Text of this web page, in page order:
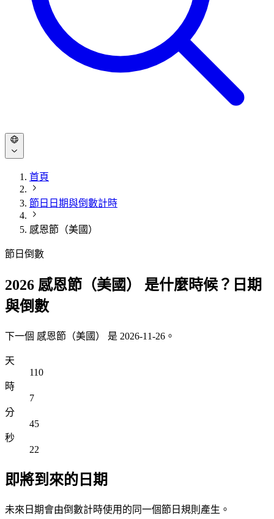
首頁
節日日期與倒數計時
感恩節（美國）
節日倒數
2026 感恩節（美國） 是什麼時候？日期
與倒數
下一個 感恩節（美國） 是 2026-11-26。
天
110
時
7
分
45
秒
22
即將到來的日期
未來日期會由倒數計時使用的同一個節日規則產生。